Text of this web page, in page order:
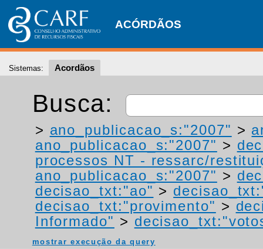
ACÓRDÃOS
Sistemas: Acordãos
Busca:
> ano_publicacao_s:"2007" >
ano_publicacao_s:"2007" >
processos NT - ressarc/
ano_publicacao_s:"2007" >
decisao_txt:"ao" >
decisao_txt:"provimento" >
Informado" >
mostrar execução da query